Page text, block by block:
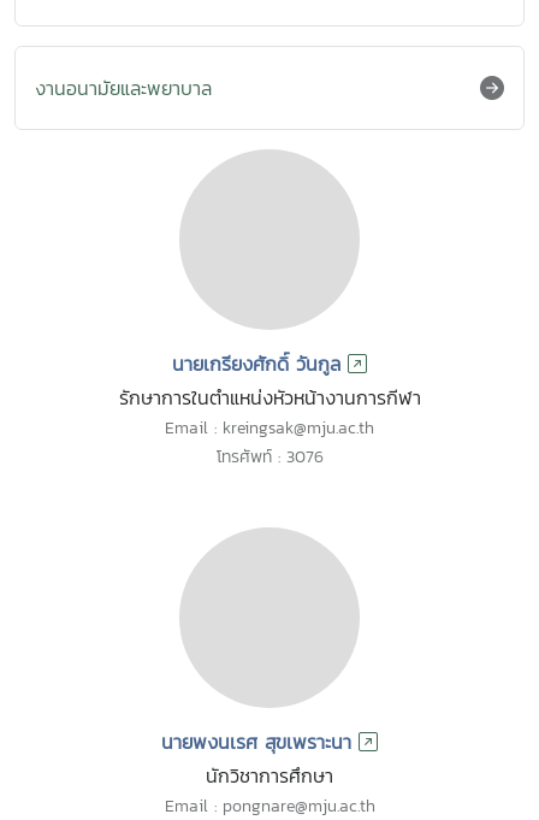
งานอนามัยและพยาบาล
นายเกรียงศักดิ์ วันกูล
รักษาการในตำแหน่งหัวหน้างานการกีฬา
Email : kreingsak@mju.ac.th
โทรศัพท์ : 3076
นายพงนเรศ สุขเพราะนา
นักวิชาการศึกษา
Email : pongnare@mju.ac.th